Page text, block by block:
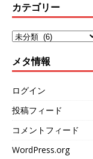
カテゴリー
メタ情報
ログイン
投稿フィード
コメントフィード
WordPress.org